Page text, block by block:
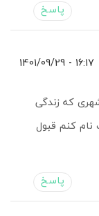
پاسخ
16:17 - 1401/09/29
که زندگی
کنم قبول
پاسخ